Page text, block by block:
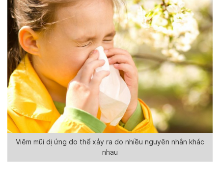
Viêm mũi dị ứng do thể xảy ra do nhiều nguyên nhân khác
nhau